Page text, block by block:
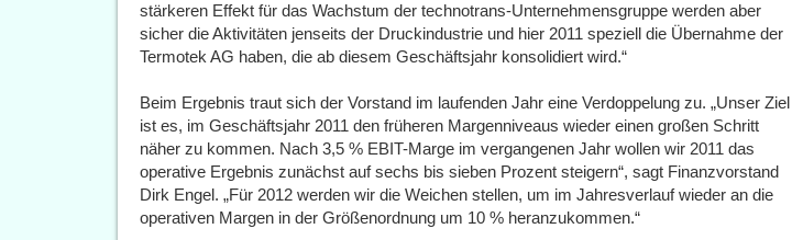
stärkeren Effekt für das Wachstum der technotrans-Unternehmensgruppe werden aber
sicher die Aktivitäten jenseits der Druckindustrie und hier 2011 speziell die Übernahme der
Termotek AG haben, die ab diesem Geschäftsjahr konsolidiert wird.“
Beim Ergebnis traut sich der Vorstand im laufenden Jahr eine Verdoppelung zu. „Unser Ziel
ist es, im Geschäftsjahr 2011 den früheren Margenniveaus wieder einen großen Schritt
näher zu kommen. Nach 3,5 % EBIT-Marge im vergangenen Jahr wollen wir 2011 das
operative Ergebnis zunächst auf sechs bis sieben Prozent steigern“, sagt Finanzvorstand
Dirk Engel. „Für 2012 werden wir die Weichen stellen, um im Jahresverlauf wieder an die
operativen Margen in der Größenordnung um 10 % heranzukommen.“